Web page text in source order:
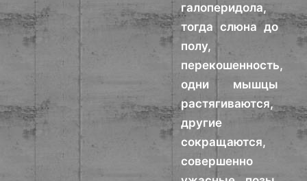
галоперидола,
тогда слюна до
полу,
перекошенность,
одни мышцы
растягиваются,
другие
сокращаются,
совершенно